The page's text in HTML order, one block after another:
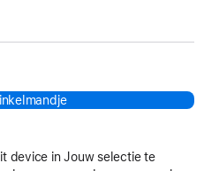
device in Jouw selectie te